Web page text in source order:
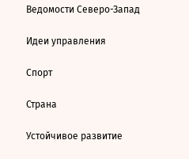
Ведомости Северо-Запад
Идеи управления
Спорт
Страна
Устойчивое развитие